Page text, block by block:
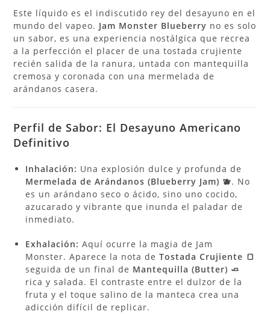
Este líquido es el indiscutido rey del desayuno en el
mundo del vapeo. Jam Monster Blueberry no es solo
un sabor, es una experiencia nostálgica que recrea
a la perfección el placer de una tostada crujiente
recién salida de la ranura, untada con mantequilla
cremosa y coronada con una mermelada de
arándanos casera.
Perfil de Sabor: El Desayuno Americano
Definitivo
Inhalación: Una explosión dulce y profunda de
Mermelada de Arándanos (Blueberry Jam) 🫐. No
es un arándano seco o ácido, sino uno cocido,
azucarado y vibrante que inunda el paladar de
inmediato.
Exhalación: Aquí ocurre la magia de Jam
Monster. Aparece la nota deTostada Crujiente 🍞
seguida de un final de Mantequilla (Butter) 🧈
rica y salada. El contraste entre el dulzor de la
fruta y el toque salino de la manteca crea una
adicción difícil de replicar.